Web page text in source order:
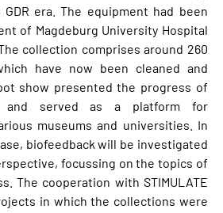
era. The equipment had been
of Magdeburg University Hospital
collection comprises around 260
have now been cleaned and
show presented the progress of
and served as a platform for
museums and universities. In
biofeedback will be investigated
focussing on the topics of
The cooperation with STIMULATE
in which the collections were